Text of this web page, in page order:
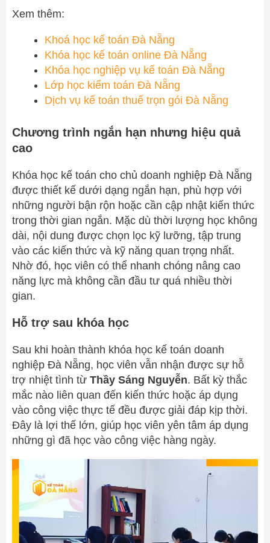
Xem thêm:
Khoá học kế toán Đà Nẵng
Khóa học kế toán online Đà Nẵng
Khóa học nghiệp vụ kế toán Đà Nẵng
Lớp học kiểm toán Đà Nẵng
Dịch vụ kế toán thuế trọn gói Đà Nẵng
Chương trình ngắn hạn nhưng hiệu quả
cao
Khóa học kế toán cho chủ doanh nghiệp Đà Nẵng
được thiết kế dưới dạng ngắn hạn, phù hợp với
những người bận rộn hoặc cần cập nhật kiến thức
trong thời gian ngắn. Mặc dù thời lượng học không
dài, nội dung được chọn lọc kỹ lưỡng, tập trung
vào các kiến thức và kỹ năng quan trọng nhất.
Nhờ đó, học viên có thể nhanh chóng nâng cao
năng lực mà không cần đầu tư quá nhiều thời
gian.
Hỗ trợ sau khóa học
Sau khi hoàn thành khóa học kế toán doanh
nghiệp Đà Nẵng, học viên vẫn nhận được sự hỗ
trợ nhiệt tình từ Thầy Sáng Nguyễn. Bất kỳ thắc
mắc nào liên quan đến kiến thức hoặc áp dụng
vào công việc thực tế đều được giải đáp kịp thời.
Đây là lợi thế lớn, giúp học viên yên tâm áp dụng
những gì đã học vào công việc hàng ngày.